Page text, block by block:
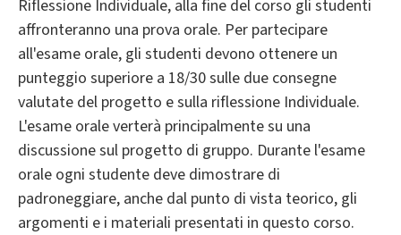
Riflessione Individuale, alla fine del corso gli studenti
affronteranno una prova orale. Per partecipare
all'esame orale, gli studenti devono ottenere un
punteggio superiore a 18/30 sulle due consegne
valutate del progetto e sulla riflessione Individuale.
L'esame orale verterà principalmente su una
discussione sul progetto di gruppo. Durante l'esame
orale ogni studente deve dimostrare di
padroneggiare, anche dal punto di vista teorico, gli
argomenti e i materiali presentati in questo corso.